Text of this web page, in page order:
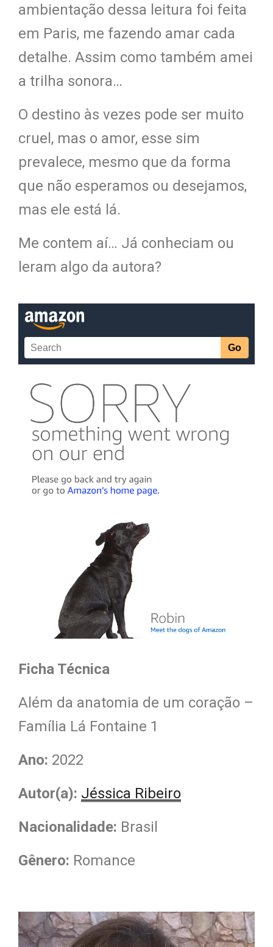
ambientação dessa leitura foi feita
em Paris, me fazendo amar cada
detalhe. Assim como também amei
a trilha sonora…
O destino às vezes pode ser muito
cruel, mas o amor, esse sim
prevalece, mesmo que da forma
que não esperamos ou desejamos,
mas ele está lá.
Me contem aí… Já conheciam ou
leram algo da autora?
Ficha Técnica
Além da anatomia de um coração –
Família Lá Fontaine 1
Ano: 2022
Autor(a): Jéssica Ribeiro
Nacionalidade: Brasil
Gênero: Romance